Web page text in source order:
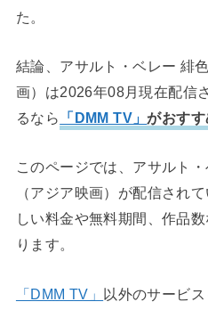
た。
結論、アサルト・ベレー 緋
画）は2026年08月現在配信
るなら
「DMM TV」がおすす
このページでは、アサルト
（アジア映画）が配信され
しい料金や無料期間、作品
ります。
「DMM TV」 以外のサービ